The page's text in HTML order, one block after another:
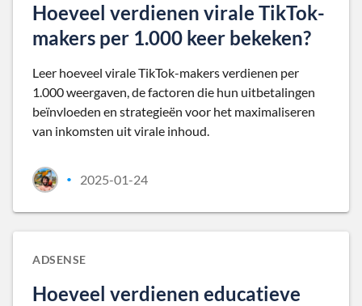
Hoeveel verdienen virale TikTok-
makers per 1.000 keer bekeken?
Leer hoeveel virale TikTok-makers verdienen per
1.000 weergaven, de factoren die hun uitbetalingen
beïnvloeden en strategieën voor het maximaliseren
van inkomsten uit virale inhoud.
• 2025-01-24
ADSENSE
Hoeveel verdienen educatieve